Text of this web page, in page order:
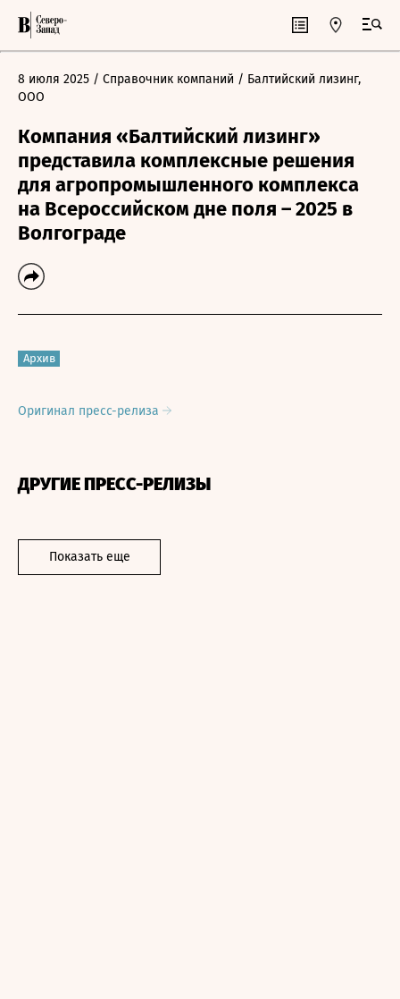
8 июля 2025 / Справочник компаний / Балтийский лизинг,
ООО
Компания «Балтийский лизинг»
представила комплексные решения
для агропромышленного комплекса
на Всероссийском дне поля – 2025 в
Волгограде
Архив
Оригинал пресс-релиза
ДРУГИЕ ПРЕСС-РЕЛИЗЫ
Показать еще